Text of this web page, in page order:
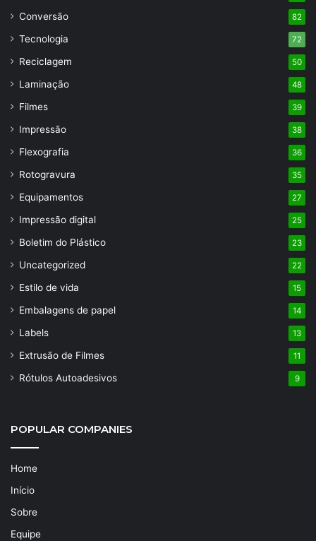
Conversão 82
Tecnologia 72
Reciclagem 50
Laminação 48
Filmes 39
Impressão 38
Flexografia 36
Rotogravura 35
Equipamentos 27
Impressão digital 25
Boletim do Plástico 23
Uncategorized 22
Estilo de vida 15
Embalagens de papel 14
Labels 13
Extrusão de Filmes 11
Rótulos Autoadesivos 9
POPULAR COMPANIES
Home
Início
Sobre
Equipe